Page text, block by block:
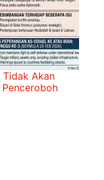
Tidak Akan